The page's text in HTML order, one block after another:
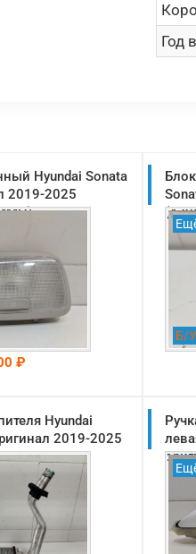
Год
Hyundai Sonata
2019-2025
₽
Б/У
Hyundai
2019-2025